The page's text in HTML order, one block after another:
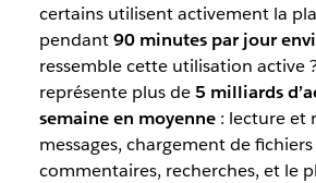
certains utilisent activement la
pendant90 minutes par jour
ressemble cette utilisation active
représente plus de5 milliards
semaine en moyenne: lecture et
messages, chargement de
commentaires, recherches, et le